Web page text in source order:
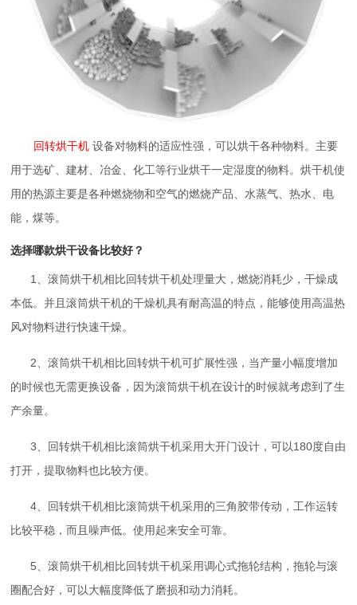
回转烘干机 设备对物料的适应性强，可以烘干各种物料。主要
用于选矿、建材、冶金、化工等行业烘干一定湿度的物料。烘干机使
用的热源主要是各种燃烧物和空气的燃烧产品、水蒸气、热水、电
能，煤等。
选择哪款烘干设备比较好？
1、滚筒烘干机相比回转烘干机处理量大，燃烧消耗少，干燥成
本低。并且滚筒烘干机的干燥机具有耐高温的特点，能够使用高温热
风对物料进行快速干燥。
2、滚筒烘干机相比回转烘干机可扩展性强，当产量小幅度增加
的时候也无需更换设备，因为滚筒烘干机在设计的时候就考虑到了生
产余量。
3、回转烘干机相比滚筒烘干机采用大开门设计，可以180度自由
打开，提取物料也比较方便。
4、回转烘干机相比滚筒烘干机采用的三角胶带传动，工作运转
比较平稳，而且噪声低。使用起来安全可靠。
5、滚筒烘干机相比回转烘干机采用调心式拖轮结构，拖轮与滚
圈配合好，可以大幅度降低了磨损和动力消耗。